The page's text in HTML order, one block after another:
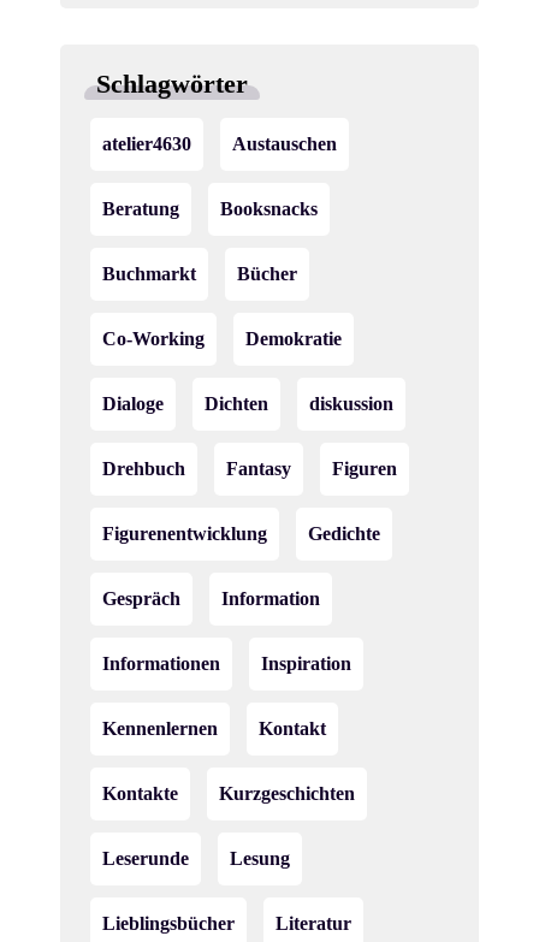
Schlagwörter
atelier4630 Austauschen
Beratung Booksnacks
Buchmarkt Bücher
Co-Working Demokratie
Dialoge Dichten diskussion
Drehbuch Fantasy Figuren
Figurenentwicklung Gedichte
Gespräch Information
Informationen Inspiration
Kennenlernen Kontakt
Kontakte Kurzgeschichten
Leserunde Lesung
Lieblingsbücher Literatur